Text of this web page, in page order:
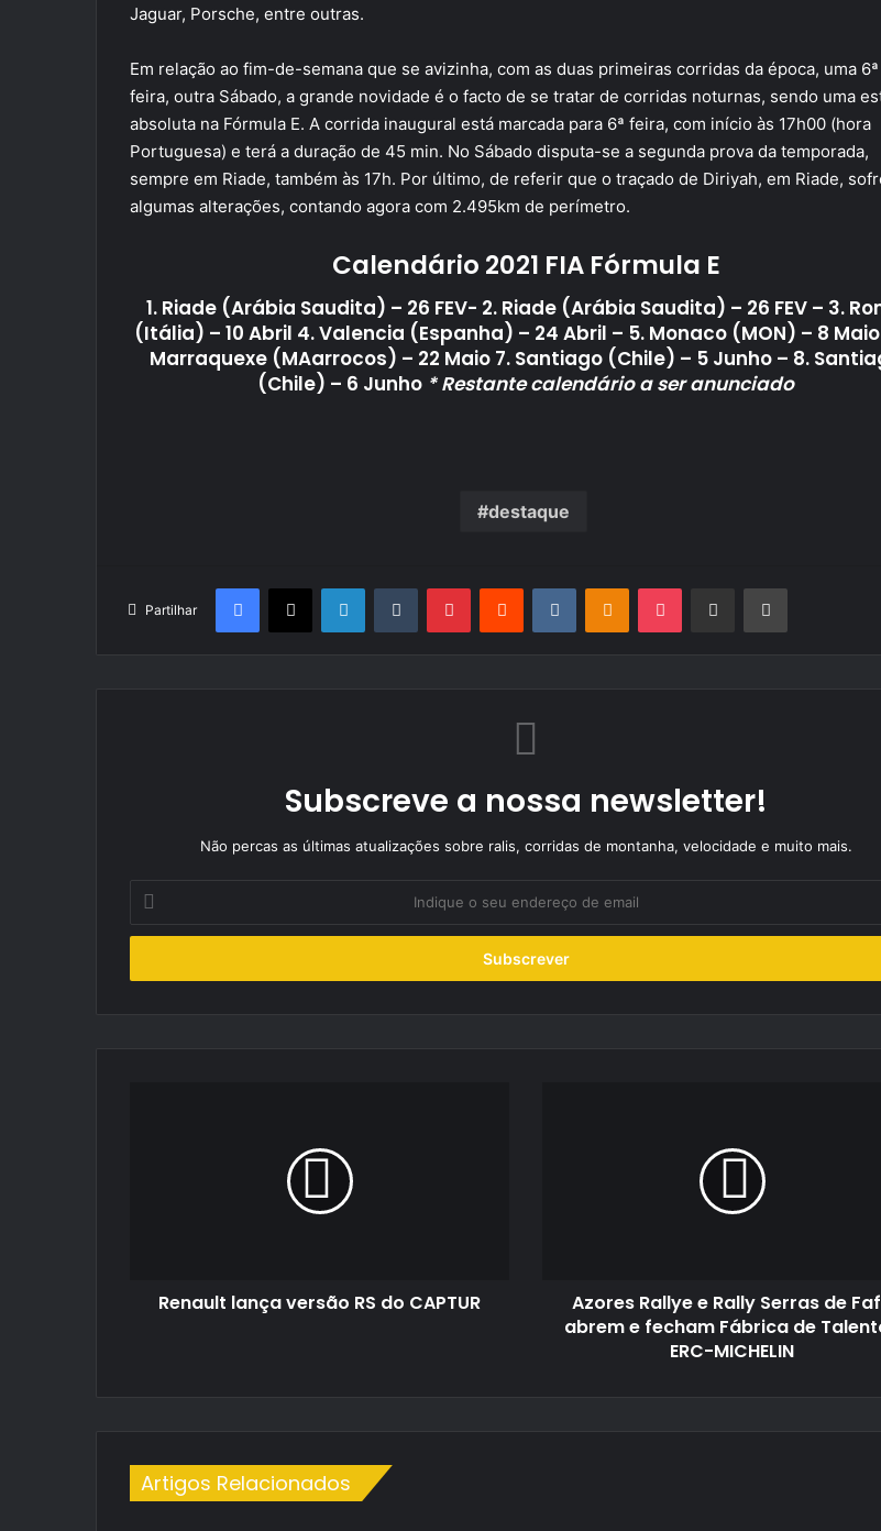
Jaguar, Porsche, entre outras.
Em relação ao fim-de-semana que se avizinha, com as duas primeiras corridas da época, uma 6ª
feira, outra Sábado, a grande novidade é o facto de se tratar de corridas noturnas, sendo uma
absoluta na Fórmula E. A corrida inaugural está marcada para 6ª feira, com início às 17h00 (hora
Portuguesa) e terá a duração de 45 min. No Sábado disputa-se a segunda prova da temporada,
sempre em Riade, também às 17h. Por último, de referir que o traçado de Diriyah, em Riade,
algumas alterações, contando agora com 2.495km de perímetro.
Calendário 2021 FIA Fórmula E
1. Riade (Arábia Saudita) – 26 FEV- 2. Riade (Arábia Saudita) – 26 FEV – 3.
(Itália) – 10 Abril 4. Valencia (Espanha) – 24 Abril – 5. Monaco (MON) – 8
Marraquexe (MAarrocos) – 22 Maio 7. Santiago (Chile) – 5 Junho – 8.
(Chile) – 6 Junho * Restante calendário a ser anunciado
destaque
Partilhar
Facebook
X LinkedInTumblr PinterestReddit VKontakteOdnoklassniki
Pocket Partilhar Via Email Imprimir
Subscreve a nossa newsletter!
Não percas as últimas atualizações sobre ralis, corridas de montanha, velocidade e muito mais.
seu
de
Renault lança versão RS do CAPTUR
fecham
Fábrica
Azores Rallye e Rally Serras de
abrem e fecham Fábrica de
ERC-MICHELIN
Artigos Relacionados